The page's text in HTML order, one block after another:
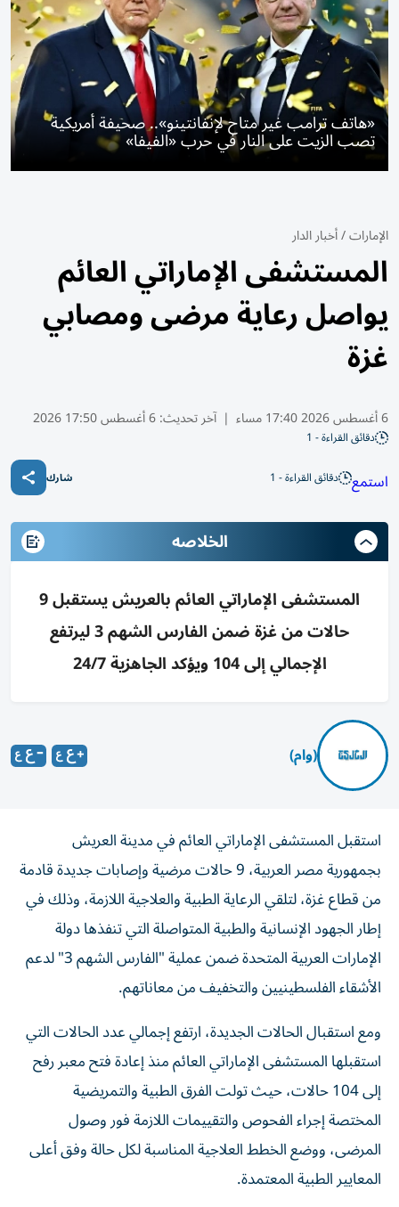
«هاتف ترامب غير متاح لإنفانتينو».. صحيفة أمريكية
تصب الزيت على النار في حرب «الفيفا»
الإمارات/أخبار الدار
المستشفى الإماراتي العائم
يواصل رعاية مرضى ومصابي
غزة
6 أغسطس 2026 17:40 مساء | آخر تحديث:6 أغسطس 17:50 2026
دقائق القراءة - 1
استمع دقائق القراءة - 1 شارك
الخلاصه
المستشفى الإماراتي العائم بالعريش يستقبل 9
حالات من غزة ضمن الفارس الشهم 3 ليرتفع
الإجمالي إلى 104 ويؤكد الجاهزية 24/7
(وام)
استقبل المستشفى الإماراتي العائم في مدينة العريش
بجمهورية مصر العربية، 9 حالات مرضية وإصابات جديدة قادمة
من قطاع غزة، لتلقي الرعاية الطبية والعلاجية اللازمة، وذلك في
إطار الجهود الإنسانية والطبية المتواصلة التي تنفذها دولة
الإمارات العربية المتحدة ضمن عملية "الفارس الشهم 3" لدعم
الأشقاء الفلسطينيين والتخفيف من معاناتهم.
ومع استقبال الحالات الجديدة، ارتفع إجمالي عدد الحالات التي
استقبلها المستشفى الإماراتي العائم منذ إعادة فتح معبر رفح
إلى 104 حالات، حيث تولت الفرق الطبية والتمريضية
المختصة إجراء الفحوص والتقييمات اللازمة فور وصول
المرضى، ووضع الخطط العلاجية المناسبة لكل حالة وفق أعلى
المعايير الطبية المعتمدة.